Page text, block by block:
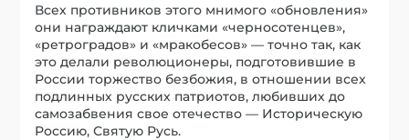
Всех противников этого мнимого «обновления»
они награждают кличками «черносотенцев»,
«ретроградов» и «мракобесов» — точно так, как
это делали революционеры, подготовившие в
России торжество безбожия, в отношении всех
подлинных русских патриотов, любивших до
самозабвения свое отечество — Историческую
Россию, Святую Русь.